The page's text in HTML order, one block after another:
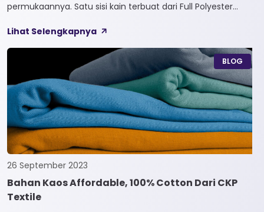
permukaannya. Satu sisi kain terbuat dari Full Polyester
Bycel merupakan kain High-End karena bersifat Fungsional,
dapat digunakan sesuai kebutuhan customer. Selain itu,
kain Bycel juga diberi teknologi teranyar yakni pemberian
dua jenis […]
Lihat Selengkapnya
BLOG
26 September 2023
Bahan Kaos Affordable, 100% Cotton Dari CKP
Textile